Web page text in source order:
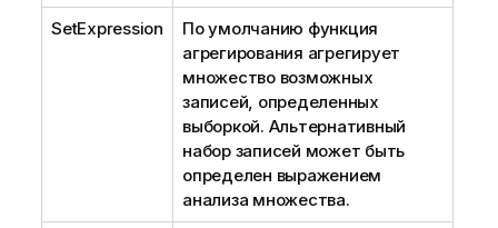
SetExpression
По умолчанию функция
агрегирования агрегирует
множество возможных
записей, определенных
выборкой. Альтернативный
набор записей может быть
определен выражением
анализа множества.